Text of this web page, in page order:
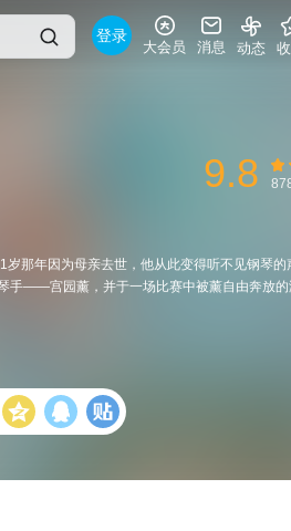
登录
大会员 消息 动态
9.8
那年因为母亲去世，他从此变得听不见钢琴的
手——宫园薰，并于一场比赛中被薰自由奔放